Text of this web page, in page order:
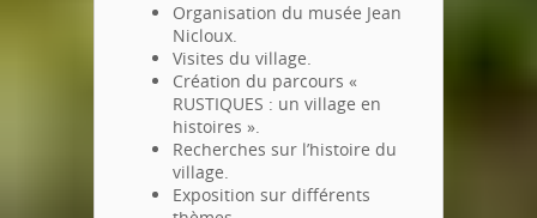
Organisation du musée Jean
Nicloux.
Visites du village.
Création du parcours «
RUSTIQUES : un village en
histoires ».
Recherches sur l’histoire du
village.
Exposition sur différents